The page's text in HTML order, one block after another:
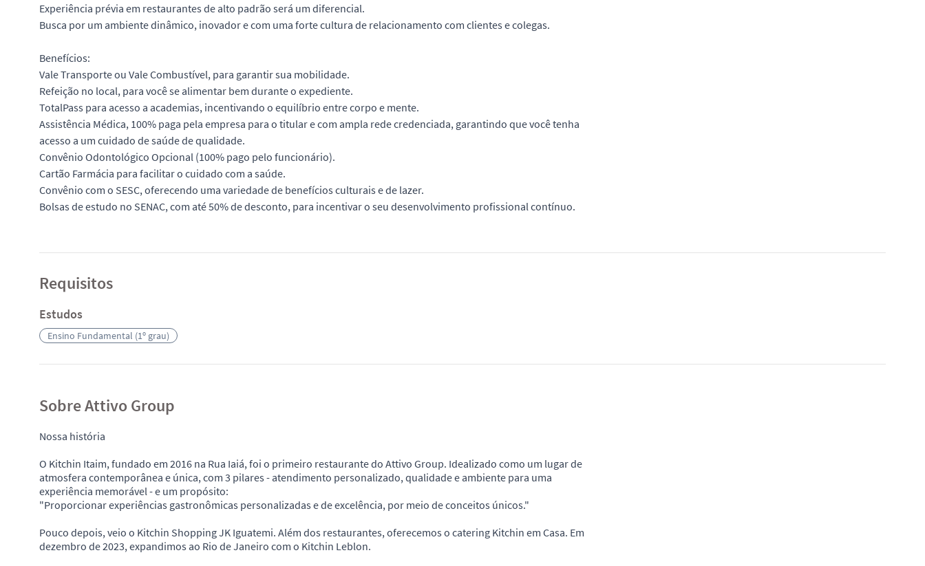
Experiência prévia em restaurantes de alto padrão será um diferencial.
Busca por um ambiente dinâmico, inovador e com uma forte cultura de relacionamento com clientes e colegas.
Benefícios:
Vale Transporte ou Vale Combustível, para garantir sua mobilidade.
Refeição no local, para você se alimentar bem durante o expediente.
TotalPass para acesso a academias, incentivando o equilíbrio entre corpo e mente.
Assistência Médica, 100% paga pela empresa para o titular e com ampla rede credenciada, garantindo que você tenha
acesso a um cuidado de saúde de qualidade.
Convênio Odontológico Opcional (100% pago pelo funcionário).
Cartão Farmácia para facilitar o cuidado com a saúde.
Convênio com o SESC, oferecendo uma variedade de benefícios culturais e de lazer.
Bolsas de estudo no SENAC, com até 50% de desconto, para incentivar o seu desenvolvimento profissional contínuo.
Requisitos
Estudos
Ensino Fundamental (1º grau)
Sobre Attivo Group
Nossa história
O Kitchin Itaim, fundado em 2016 na Rua Iaiá, foi o primeiro restaurante do Attivo Group. Idealizado como um lugar de
atmosfera contemporânea e única, com 3 pilares - atendimento personalizado, qualidade e ambiente para uma
experiência memorável - e um propósito:
"Proporcionar experiências gastronômicas personalizadas e de excelência, por meio de conceitos únicos."
Pouco depois, veio o Kitchin Shopping JK Iguatemi. Além dos restaurantes, oferecemos o catering Kitchin em Casa. Em
dezembro de 2023, expandimos ao Rio de Janeiro com o Kitchin Leblon.